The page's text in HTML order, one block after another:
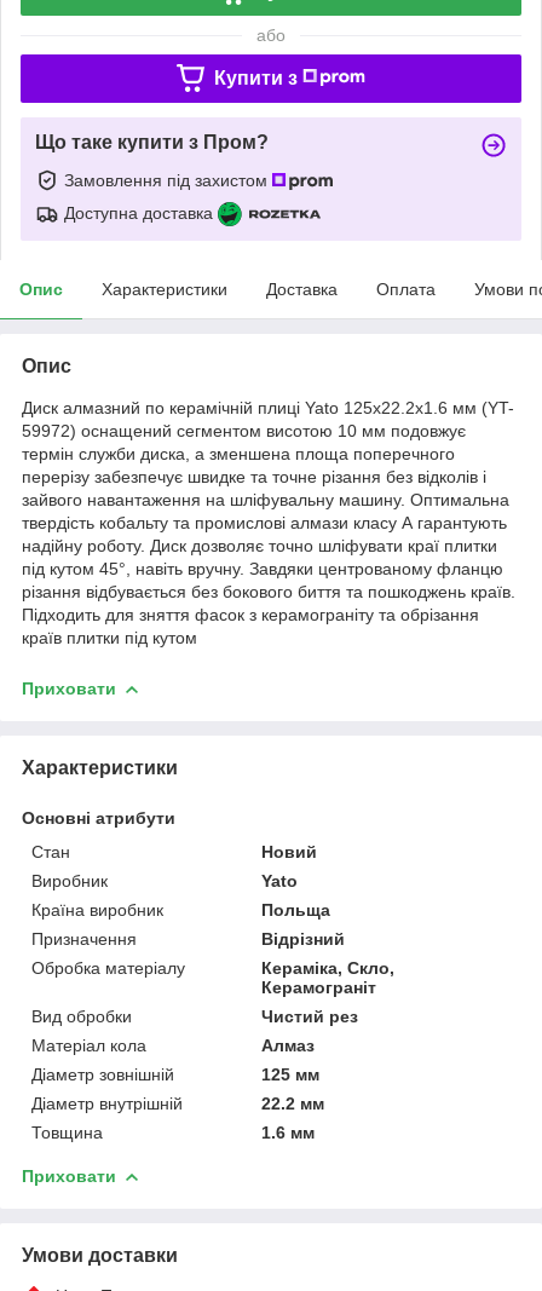
або
Купити з
Що таке купити з Пром?
Замовлення під захистом
Доступна доставка
Опис Характеристики Доставка Оплата Умови
Опис
Диск алмазний по керамічній плиці Yato 125x22.2x1.6 мм (YT-
59972) оснащений сегментом висотою 10 мм подовжує
термін служби диска, а зменшена площа поперечного
перерізу забезпечує швидке та точне різання без відколів і
зайвого навантаження на шліфувальну машину. Оптимальна
твердість кобальту та промислові алмази класу А гарантують
надійну роботу. Диск дозволяє точно шліфувати краї плитки
під кутом 45°, навіть вручну. Завдяки центрованому фланцю
різання відбувається без бокового биття та пошкоджень країв.
Підходить для зняття фасок з керамограніту та обрізання
країв плитки під кутом
Приховати
Характеристики
Основні атрибути
Стан
Новий
Виробник
Yato
Країна виробник
Польща
Призначення
Відрізний
Обробка матеріалу
Кераміка, Скло,
Керамограніт
Вид обробки
Чистий рез
Матеріал кола
Алмаз
Діаметр зовнішній
125 мм
Діаметр внутрішній
22.2 мм
Товщина
1.6 мм
Приховати
Умови доставки